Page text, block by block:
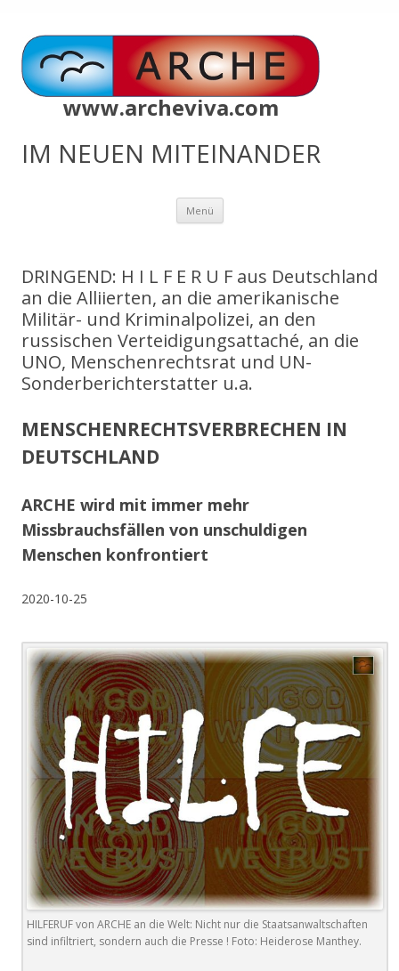
www.archeviva.com
IM NEUEN MITEINANDER
Menü Zum
springen
DRINGEND: H I L F E R U F aus Deutschland
an die Alliierten, an die amerikanische
Militär- und Kriminalpolizei, an den
russischen Verteidigungsattaché, an die
UNO, Menschenrechtsrat und UN-
Sonderberichterstatter u.a.
MENSCHENRECHTSVERBRECHEN IN
DEUTSCHLAND
ARCHE wird mit immer mehr
Missbrauchsfällen von unschuldigen
Menschen konfrontiert
2020-10-25
HILFERUF von ARCHE an die Welt: Nicht nur die Staatsanwaltschaften
sind infiltriert, sondern auch die Presse ! Foto: Heiderose Manthey.